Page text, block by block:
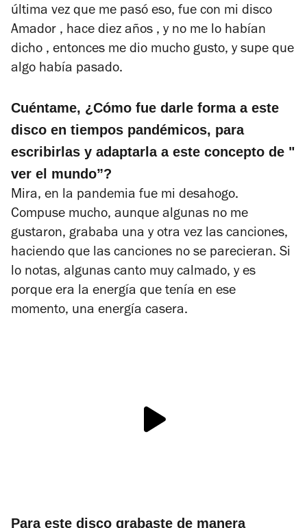
última vez que me pasó eso, fue con mi disco
Amador , hace diez años , y no me lo habían
dicho , entonces me dio mucho gusto, y supe que
algo había pasado.
Cuéntame, ¿Cómo fue darle forma a este
disco en tiempos pandémicos, para
escribirlas y adaptarla a este concepto de "
ver el mundo”?
Mira, en la pandemia fue mi desahogo.
Compuse mucho, aunque algunas no me
gustaron, grababa una y otra vez las canciones,
haciendo que las canciones no se parecieran. Si
lo notas, algunas canto muy calmado, y es
porque era la energía que tenía en ese
momento, una energía casera.
Para este disco grabaste de manera